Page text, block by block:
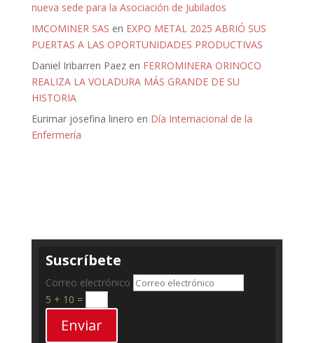
nueva sede para la Asociación de Jubilados
IMCOMINER SAS en EXPO METAL 2025 ABRIÓ SUS
PUERTAS A LAS OPORTUNIDADES PRODUCTIVAS
Daniel Iribarren Paezen FERROMINERA ORINOCO
REALIZA LA VOLADURA MÁS GRANDE DE SU
HISTORIA
Eurimar josefina linero en Día Internacional de la
Enfermería
Suscríbete
Correo electrónico
5 + 10 =
Enviar